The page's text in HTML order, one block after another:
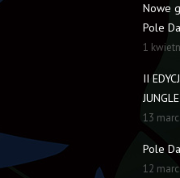
Nowe
Pole
1
II
13
Pole
12